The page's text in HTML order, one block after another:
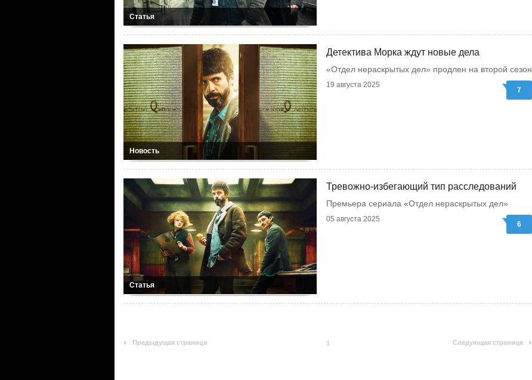
Статья
Новость
Детектива Морка ждут новые дела
«Отдел нераскрытых дел» продлен на второй сезон
19 августа 2025
7
Статья
Тревожно-избегающий тип расследований
Премьера сериала «Отдел нераскрытых дел»
05 августа 2025
6
Предыдущая страница 1 Следующая страница